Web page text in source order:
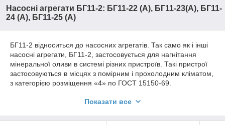
Насосні агрегати БГ11-2: БГ11-22 (А), БГ11-23(А), БГ11-
24 (А), БГ11-25 (А)
БГ11-2 відноситься до насосних агрегатів. Так само як і інші
насосні агрегати, БГ11-2, застосовується для нагнітання
мінеральної оливи в системі різних пристроїв. Такі пристрої
застосовуються в місцях з помірним і прохолодним кліматом,
з категорією розміщення «4» по ГОСТ 15150-69.
Характеристика насосних агрегатів серії
Показати все